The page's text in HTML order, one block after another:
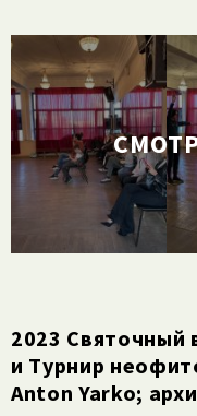
2023 Святочный
и Турнир
Anton Yarko;